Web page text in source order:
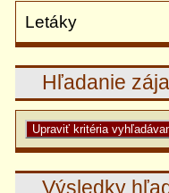
Letáky
Hľadanie
Výsledky